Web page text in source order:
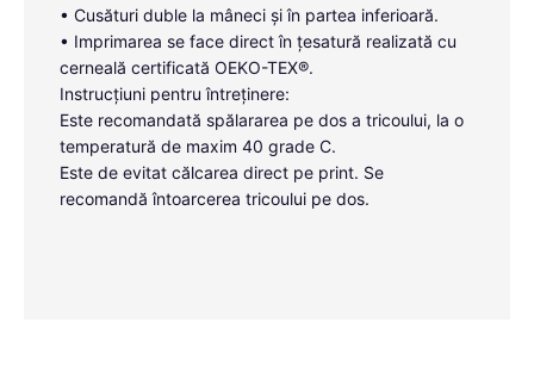
• Cusături duble la mâneci și în partea inferioară.
• Imprimarea se face direct în țesatură realizată cu
cerneală certificată OEKO-TEX®.
Instrucțiuni pentru întreținere:
Este recomandată spălararea pe dos a tricoului, la o
temperatură de maxim 40 grade C.
Este de evitat călcarea direct pe print. Se
recomandă întoarcerea tricoului pe dos.